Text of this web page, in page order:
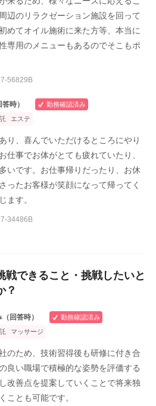
辺のリラクゼーション施設を回って
めてオイル施術に来た方等、本当に
専用のメニューもあるのでそこもポ
56829B
時）
勤務確認済み
エステ
り、喜んでいただけるところにやり
仕事でお体がとても疲れていたり、
いです。お仕事帰りだったり、お休
ったお客様が笑顔になって帰ってく
ます。
34486B
戦できること・挑戦したいと
？
回答時）
勤務確認済み
マッサージ
のため、技術習得後も研修に付き合
良い職場で積極的な姿勢を評価する
改善点を提案していくことで将来独
ことも可能です。